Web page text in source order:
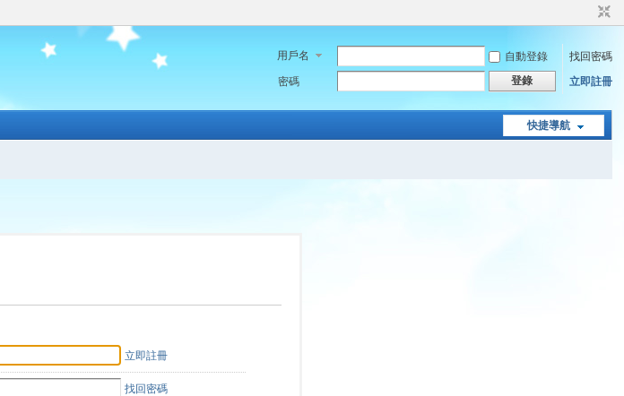
用戶名 自動登錄
找回密碼
密碼
登錄 立即註冊
快捷導航
立即註冊
找回密碼